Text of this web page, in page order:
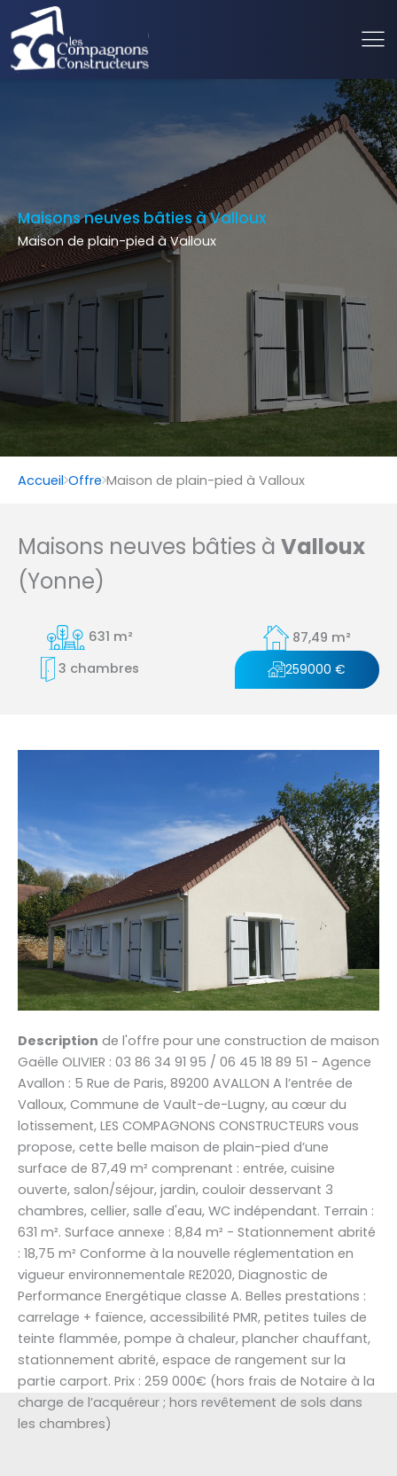
Maisons neuves bâties à Valloux
Maison de plain-pied à Valloux
Accueil Offre Maison de plain-pied à Valloux
Maisons neuves bâties à Valloux
(Yonne)
631 m²
87,49 m²
3 chambres
259000 €
Description de l'offre pour une construction de maison
Gaëlle OLIVIER : 03 86 34 91 95 / 06 45 18 89 51 - Agence
Avallon : 5 Rue de Paris, 89200 AVALLON A l’entrée de
Valloux, Commune de Vault-de-Lugny, au cœur du
lotissement, LES COMPAGNONS CONSTRUCTEURS vous
propose, cette belle maison de plain-pied d’une
surface de 87,49 m² comprenant : entrée, cuisine
ouverte, salon/séjour, jardin, couloir desservant 3
chambres, cellier, salle d'eau, WC indépendant. Terrain :
631 m². Surface annexe : 8,84 m² - Stationnement abrité
: 18,75 m² Conforme à la nouvelle réglementation en
vigueur environnementale RE2020, Diagnostic de
Performance Energétique classe A. Belles prestations :
carrelage + faïence, accessibilité PMR, petites tuiles de
teinte flammée, pompe à chaleur, plancher chauffant,
stationnement abrité, espace de rangement sur la
partie carport. Prix : 259 000€ (hors frais de Notaire à la
charge de l’acquéreur ; hors revêtement de sols dans
les chambres)